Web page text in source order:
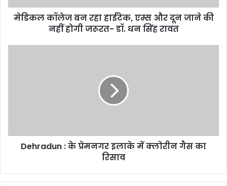
जाने
कीमेडिकल कॉलेज बन रहा हाईटेक, एम्स और दून जाने की
नहीं होगी जरूरत- डॉ. धन सिंह रावत
का
Dehradun : के प्रेमनगर इलाके में क्लोरीन गैस का
रिसाव